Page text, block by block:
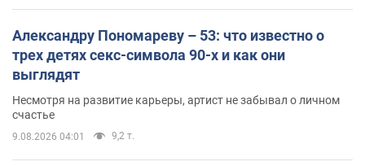
Александру Пономареву – 53: что известно о
трех детях секс-символа 90-х и как они
выглядят
Несмотря на развитие карьеры, артист не забывал о личном
счастье
9.08.2026 04:01 9,2 т.